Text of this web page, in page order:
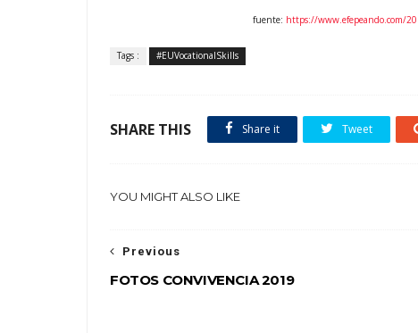
fuente: https://www.efepeando.com/
Tags : #EUVocationalSkills
SHARE THIS Share it Tweet
YOU MIGHT ALSO LIKE
Previous
FOTOS CONVIVENCIA 2019